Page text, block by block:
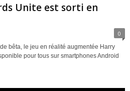
Unite est sorti en
0
bêta, le jeu en réalité augmentée Harry
pour tous sur smartphones Android